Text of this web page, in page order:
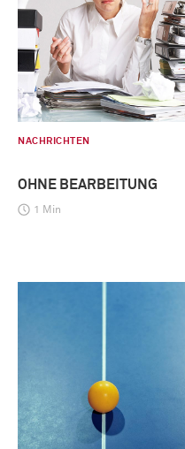
NACHRICHTEN
OHNE BEARBEITUNG
1 Min